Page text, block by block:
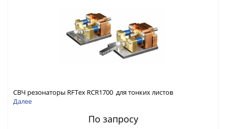
СВЧ резонаторы RFTex RCR1700 для тонких листов
Далее
По запросу